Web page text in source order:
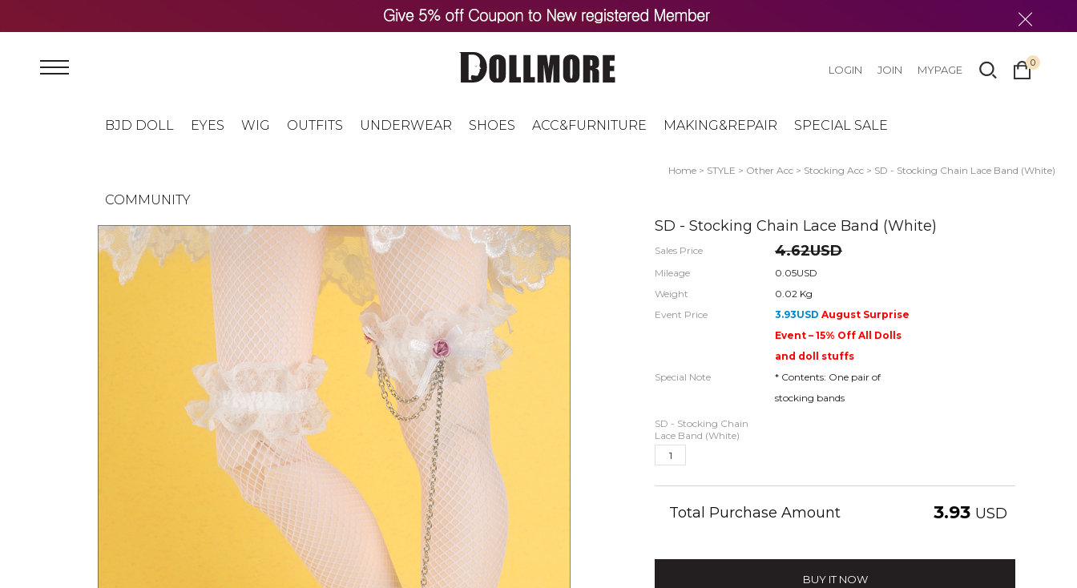
BJD DOLL EYES WIG OUTFITS UNDERWEAR SHOES ACC&FURNITURE MAKING&REPAIR SPECIAL SALE
COMMUNITY
LOGIN JOIN MYPAGE
0
Home > STYLE > Other Acc > Stocking Acc > SD - Stocking Chain Lace Band (White)
SD - Stocking Chain Lace Band (White)
Sales Price 4.62USD
Mileage
0.05USD
Weight
0.02 Kg
Event Price
3.93USD August Surprise
Event – 15% Off All Dolls
and doll stuffs
Special Note
* Contents: One pair of
stocking bands
SD - Stocking Chain
Lace Band (White)
Total Purchase Amount 3.93 USD
BUY IT NOW